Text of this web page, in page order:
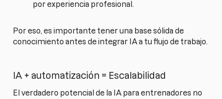
por experiencia profesional.
Por eso, es importante tener una base sólida de
conocimiento antes de integrar IA a tu flujo de trabajo.
IA + automatización = Escalabilidad
El verdadero potencial de la IA para entrenadores no